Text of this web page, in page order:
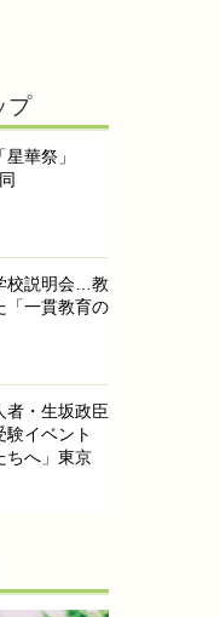
プ
華祭」
校説明会…教
「一貫教育の
者・生坂政臣
イベント
ちへ」東京